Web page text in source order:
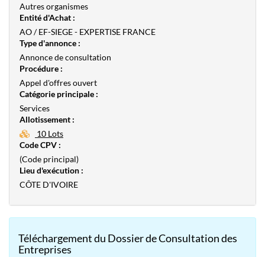
Autres organismes
Entité d'Achat :
AO / EF-SIEGE - EXPERTISE FRANCE
Type d'annonce :
Annonce de consultation
Procédure :
Appel d'offres ouvert
Catégorie principale :
Services
Allotissement :
10 Lots
Code CPV :
(Code principal)
Lieu d'exécution :
CÔTE D'IVOIRE
Téléchargement du Dossier de Consultation des
Entreprises